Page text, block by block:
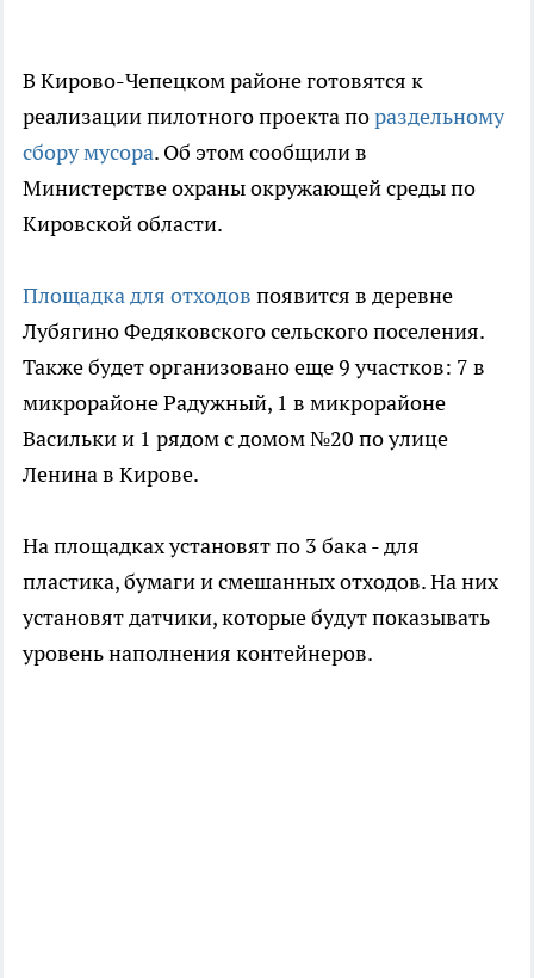
В Кирово-Чепецком районе готовятся к
реализации пилотного проекта пораздельному
сбору мусора. Об этом сообщили в
Министерстве охраны окружающей среды по
Кировской области.
Площадка для отходов появится в деревне
Лубягино Федяковского сельского поселения.
Также будет организовано еще 9 участков: 7 в
микрорайоне Радужный, 1 в микрорайоне
Васильки и 1 рядом с домом №20 по улице
Ленина в Кирове.
На площадках установят по 3 бака - для
пластика, бумаги и смешанных отходов. На них
установят датчики, которые будут показывать
уровень наполнения контейнеров.